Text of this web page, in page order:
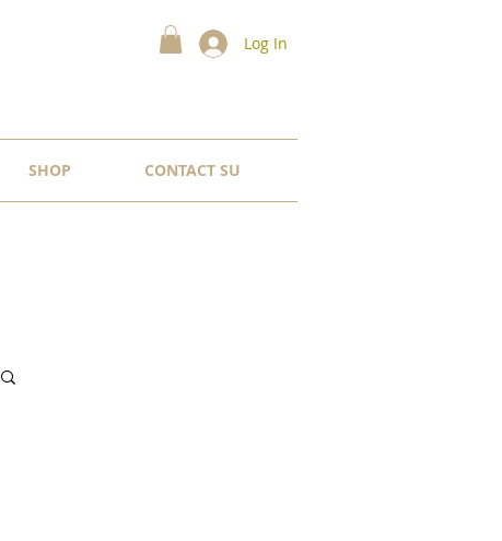
Log In
SHOP CONTACT SU